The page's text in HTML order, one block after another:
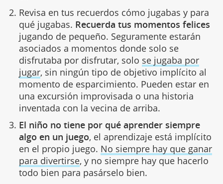
Revisa en tus recuerdos cómo jugabas y para
qué jugabas. Recuerda tus momentos felices
jugando de pequeño. Seguramente estarán
asociados a momentos donde solo se
disfrutaba por disfrutar, solo se jugaba por
jugar, sin ningún tipo de objetivo implícito al
momento de esparcimiento. Pueden estar en
una excursión improvisada o una historia
inventada con la vecina de arriba.
El niño no tiene por qué aprender siempre
algo en un juego, el aprendizaje está implícito
en el propio juego. No siempre hay que ganar
para divertirse, y no siempre hay que hacerlo
todo bien para pasárselo bien.